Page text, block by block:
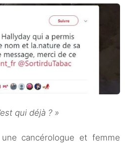
qui déjà ? »
cancérologue et femme